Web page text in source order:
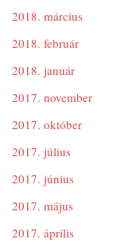
2018. március
2018. február
2018. január
2017. november
2017. október
2017. július
2017. június
2017. május
2017. április